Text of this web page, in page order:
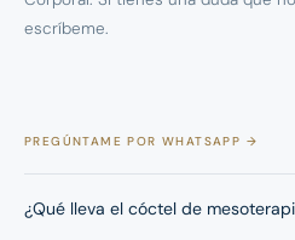
escríbeme.
PREGÚNTAME POR WHATSAPP →
¿Qué lleva el cóctel de